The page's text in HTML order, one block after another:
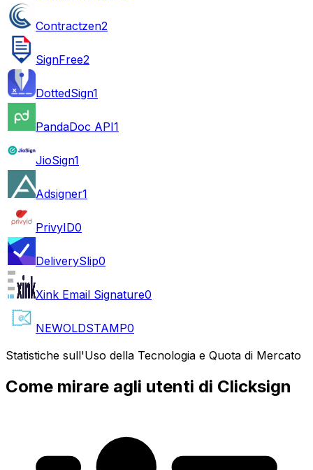
Contractzen2
SignFree2
DottedSign1
PandaDoc API1
JioSign1
Adsigner1
PrivyID0
DeliverySlip0
Xink Email Signature0
NEWOLDSTAMP0
Statistiche sull'Uso della Tecnologia e Quota di Mercato
Come mirare agli utenti di Clicksign